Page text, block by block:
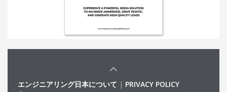
エンジニアリング日本について | PRIVACY POLICY